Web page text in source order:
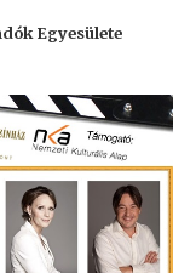
Egyesülete